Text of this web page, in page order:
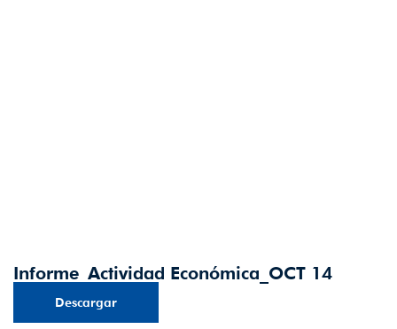
Informe_Actividad Económica_OCT 14
Descargar